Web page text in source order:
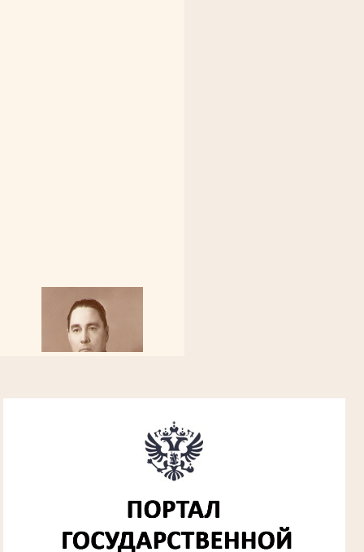
Алферьев Сергей Григорьевич
Участник Великой Отечественной войны
Председатель Губкинского городского